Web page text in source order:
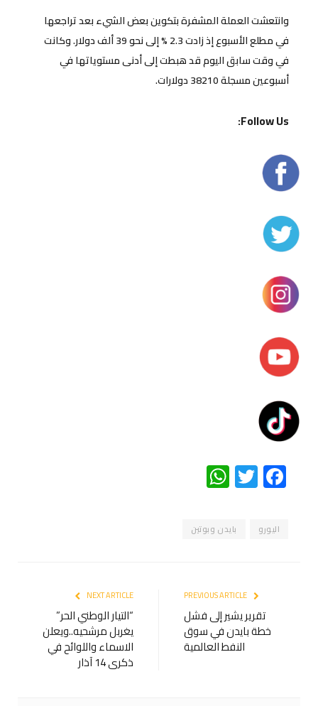
وانتعشت العملة المشفرة بتكوين بعض الشيء بعد تراجعها
في مطلع الأسبوع إذ زادت 2.3 % إلى نحو 39 ألف دولار. وكانت
في وقت سابق اليوم قد هبطت إلى أدنى مستوياتها في
أسبوعين مسجلة 38210 دولارات.
Follow Us:
Facebook
Twitter
WhatsApp
اليورو بايدن وبوتين
تقرير يشير إلى فشل
خطة بايدن في سوق
النفط العالمية
NEXT ARTICLE
“التيار الوطني الحر”
يغربل مرشحيه..ويعلن
الاسماء واللوائح في
ذكرى 14 آذار